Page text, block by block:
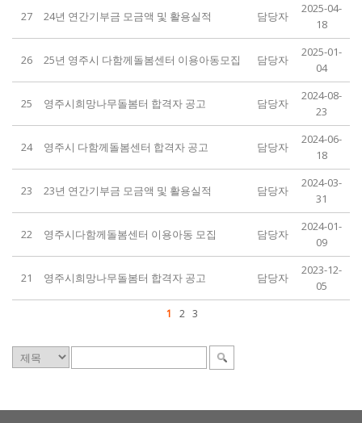
27 24년 연간기부금 모금액 및 활용실적 담당자
2025-04-
18
26 25년 영주시 다함께돌봄센터 이용아동모집 담당자
2025-01-
04
25 영주시희망나무돌봄터 합격자 공고 담당자
2024-08-
23
24 영주시 다함께돌봄센터 합격자 공고 담당자
2024-06-
18
23 23년 연간기부금 모금액 및 활용실적 담당자
2024-03-
31
22 영주시다함께돌봄센터 이용아동 모집 담당자
2024-01-
09
21 영주시희망나무돌봄터 합격자 공고 담당자
2023-12-
05
1 2 3